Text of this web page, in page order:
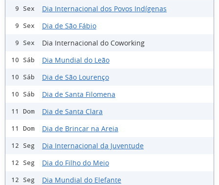
9 Sex Dia Internacional dos Povos Indígenas
9 Sex Dia de São Fábio
9 Sex Dia Internacional do Coworking
10 Sáb Dia Mundial do Leão
10 Sáb Dia de São Lourenço
10 Sáb Dia de Santa Filomena
11 Dom Dia de Santa Clara
11 Dom Dia de Brincar na Areia
12 Seg Dia Internacional da Juventude
12 Seg Dia do Filho do Meio
12 Seg Dia Mundial do Elefante